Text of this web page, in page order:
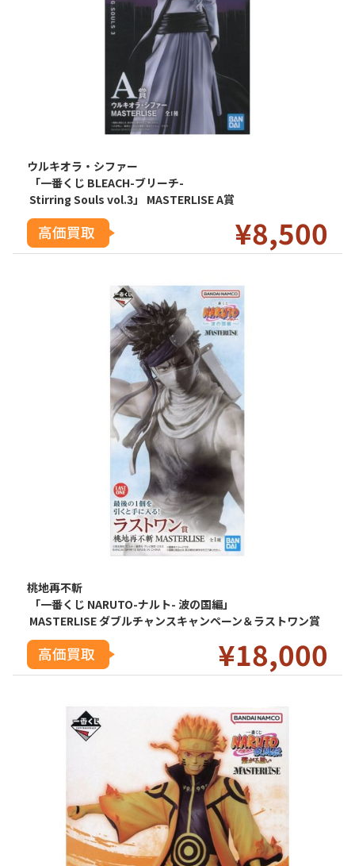
ウルキオラ・シファー
「一番くじ BLEACH-ブリーチ-
Stirring Souls vol.3」 MASTERLISE A賞
¥8,500
桃地再不斬
「一番くじ NARUTO-ナルト- 波の国編」
MASTERLISE ダブルチャンスキャンペーン＆ラストワン賞
¥18,000